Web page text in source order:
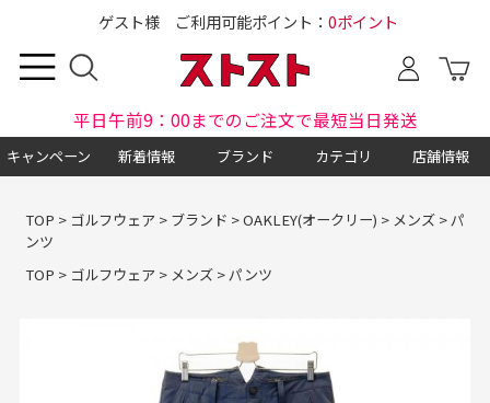
ゲスト様 ご利用可能ポイント： 0ポイント
平日午前9：00までのご注文で最短当日発送
キャンペーン 新着情報 ブランド カテゴリ 店舗情報
TOP > ゴルフウェア > ブランド >OAKLEY(オークリー) > メンズ>パ
ンツ
TOP > ゴルフウェア > メンズ>パンツ